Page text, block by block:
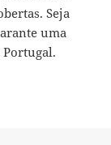
Seja
uma